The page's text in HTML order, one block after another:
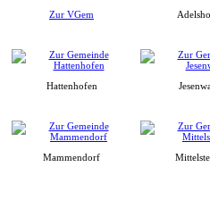
Zur VGem
Hattenhofen
Mammendorf